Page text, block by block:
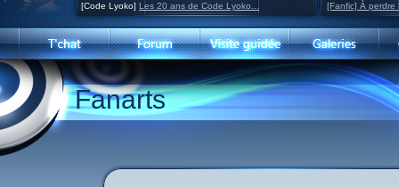
[Code Lyoko] Les 20 ans de Code Lyoko...
[Fanfic] À perdre
Fanarts